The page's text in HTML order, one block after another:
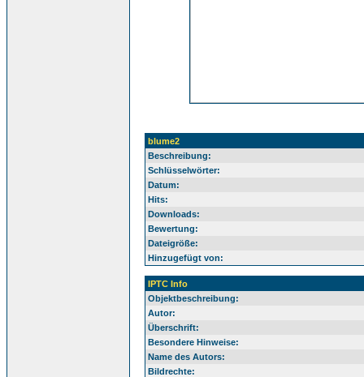
blume2
Beschreibung:
Schlüsselwörter:
Datum:
Hits:
Downloads:
Bewertung:
Dateigröße:
Hinzugefügt von:
IPTC Info
Objektbeschreibung:
Autor:
Überschrift:
Besondere Hinweise:
Name des Autors:
Bildrechte: